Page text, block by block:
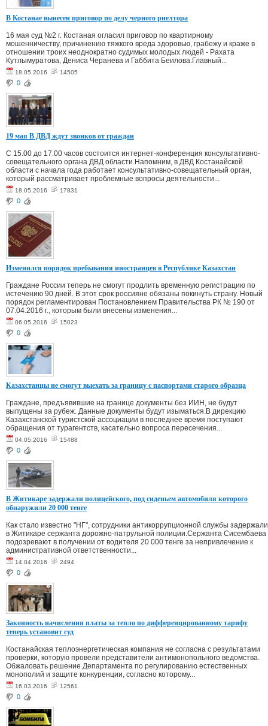
В Костанае вынесен приговор по делу черного риелтора
16 мая суд №2 г. Костаная огласил приговор по квартирному
мошенничеству, причинению тяжкого вреда здоровью, грабежу и краже в
отношении троих неоднократно судимых молодых людей - Рахата
Кутлымуратова, Дениса Черанева и Габбита Беилова.Главный...
18.05.2016 14505
0
19 мая В ДВД ждут звонков от граждан
С 15.00 до 17.00 часов состоится интернет-конференция консультативно-
совещательного органа ДВД области.Напомним, в ДВД Костанайской
области с начала года работает консультативно-совещательный орган,
который рассматривает проблемные вопросы деятельности...
18.05.2016 17831
0
Изменился порядок пребывания иностранцев в Республике Казахстан
Граждане России теперь не смогут продлить временную регистрацию по
истечению 90 дней. В этот срок россияне обязаны покинуть страну. Новый
порядок регламентирован Постановлением Правительства РК № 190 от
07.04.2016 г., которым были внесены изменения...
06.05.2016 15023
0
Казахстанцы не смогут выехать за границу с паспортами старого образца
Граждане, предъявившие на границе документы без ИИН, не будут
выпущены за рубеж. Данные документы будут изыматься.В дирекцию
Казахстанской туристской ассоциации в последнее время поступают
обращения от турагентств, касательно вопроса пересечения...
04.05.2016 15488
0
В Житикаре задержали полицейского, под сиденьем автомобиля которого
обнаружили 20 000 тенге
Как стало известно "НГ", сотрудники антикоррупционной службы задержали
в Житикаре сержанта дорожно-патрульной полиции.Сержанта Сисембаева
подозревают в получении от водителя 20 000 тенге за непривлечение к
административной ответственности...
14.04.2016 2494
0
Законность начисления платы за тепло по дифференцированному тарифу
теперь установит суд
Костанайская теплоэнергетическая компания не согласна с результатами
проверки, которую провели представители антимонопольного ведомства.
Обжаловать решение Департамента по регулированию естественных
монополий и защите конкуренции, согласно которому...
16.03.2016 12561
0